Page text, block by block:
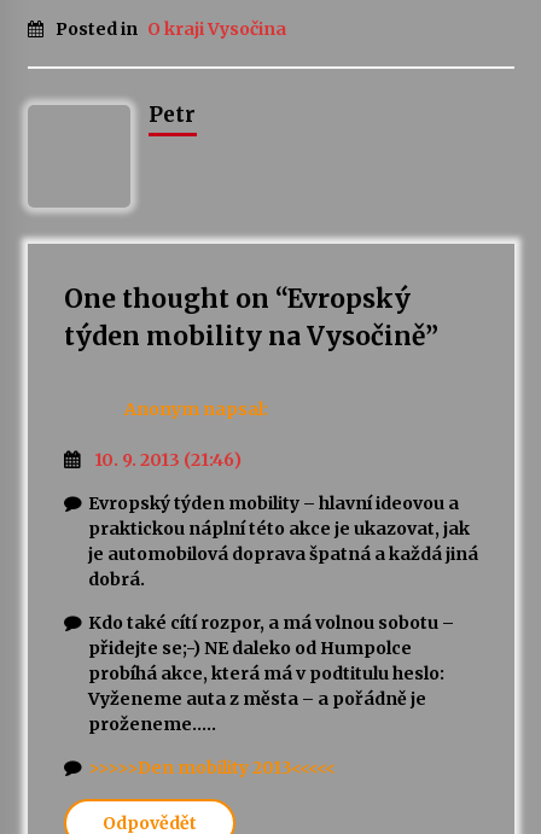
Posted in O kraji Vysočina
Petr
One thought on “Evropský
týden mobility na Vysočině”
Anonym napsal:
10. 9. 2013 (21:46)
Evropský týden mobility – hlavní ideovou a
praktickou náplní této akce je ukazovat, jak
je automobilová doprava špatná a každá jiná
dobrá.
Kdo také cítí rozpor, a má volnou sobotu –
přidejte se;-) NE daleko od Humpolce
probíhá akce, která má v podtitulu heslo:
Vyženeme auta z města – a pořádně je
proženeme…..
>>>>>Den mobility 2013<<<<<
Odpovědět